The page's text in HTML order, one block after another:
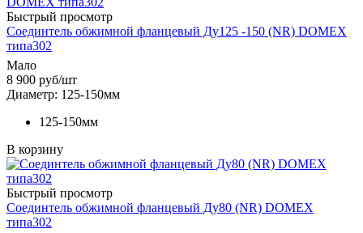
Быстрый просмотр
Соединтель обжимной фланцевый Ду125 -150 (NR) DOMEX
типа302
Мало
8 900 руб/шт
Диаметр: 125-150мм
125-150мм
В корзину
Быстрый просмотр
Соединтель обжимной фланцевый Ду80 (NR) DOMEX
типа302